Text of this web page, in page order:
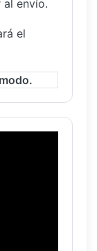
envío.
el